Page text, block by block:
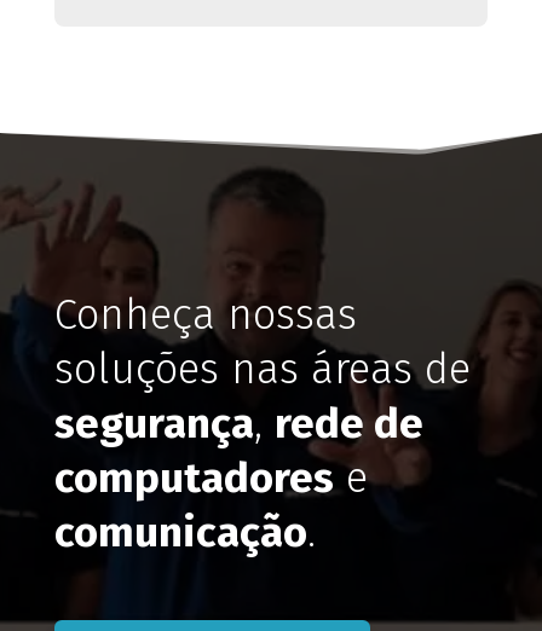
Conheça nossas
soluções nas áreas de
segurança, rede de
computadorese
comunicação.